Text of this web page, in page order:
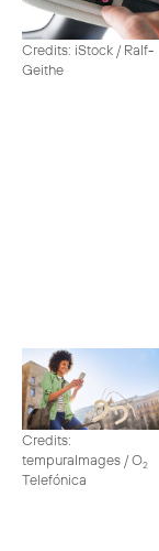
Credits: iStock / Ralf-
Geithe
Credits:
tempuraImages / O2
Telefónica